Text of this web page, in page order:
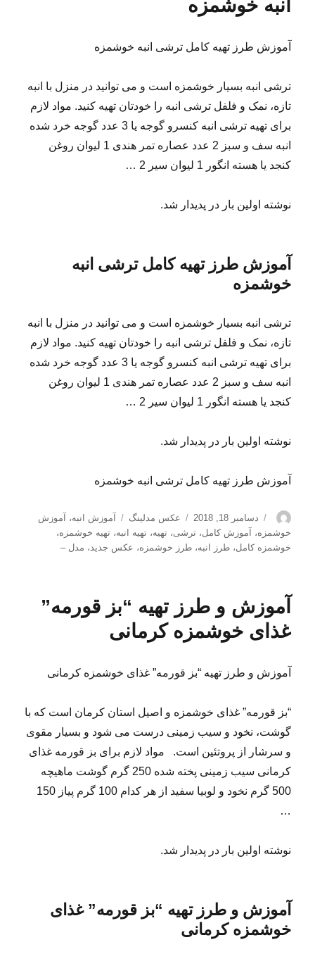
انبه خوشمزه
آموزش طرز تهیه کامل ترشی انبه خوشمزه
ترشی انبه بسیار خوشمزه است و می توانید در منزل با انبه
تازه، نمک و فلفل ترشی انبه را خودتان تهیه کنید. مواد لازم
برای تهیه ترشی انبه کنسرو گوجه یا 3 عدد گوجه خرد شده
انبه سف و سبز 2 عدد عصاره تمر هندی 1 لیوان روغن
کنجد یا هسته انگور 1 لیوان سیر 2 …
نوشته اولین بار در پدیدار شد.
آموزش طرز تهیه کامل ترشی انبه
خوشمزه
ترشی انبه بسیار خوشمزه است و می توانید در منزل با انبه
تازه، نمک و فلفل ترشی انبه را خودتان تهیه کنید. مواد لازم
برای تهیه ترشی انبه کنسرو گوجه یا 3 عدد گوجه خرد شده
انبه سف و سبز 2 عدد عصاره تمر هندی 1 لیوان روغن
کنجد یا هسته انگور 1 لیوان سیر 2 …
نوشته اولین بار در پدیدار شد.
آموزش طرز تهیه کامل ترشی انبه خوشمزه
نویسنده
ارسال
شده
در
دسامبر 18, 2018 دسته‌ها
عکس مدلینگ برچسب‌ها
آموزش انبه،
آموزش
خوشمزه، آموزش کامل،ترشی،تهیه،تهیه انبه،تهیه خوشمزه،
خوشمزه کامل،طرز انبه،طرز خوشمزه، عکس جدید، مدل –
آموزش و طرز تهیه “بز قورمه”
غذای خوشمزه کرمانی
آموزش و طرز تهیه “بز قورمه” غذای خوشمزه کرمانی
“بز قورمه” غذای خوشمزه و اصیل استان کرمان است که با
گوشت، نخود و سیب زمینی درست می شود و بسیار مقوی
و سرشار از پروتئین است. مواد لازم برای بز قورمه غذای
کرمانی سیب زمینی پخته شده 250 گرم گوشت ماهیچه
500 گرم نخود و لوبیا سفید از هر کدام 100 گرم پیاز 150
…
نوشته اولین بار در پدیدار شد.
آموزش و طرز تهیه “بز قورمه” غذای
خوشمزه کرمانی